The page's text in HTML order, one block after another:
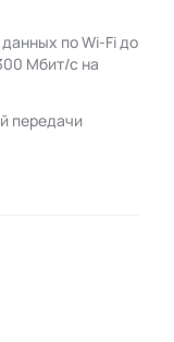
по Wi-Fi до
Мбит/с на
передачи